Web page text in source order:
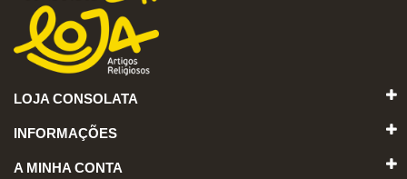
LOJA CONSOLATA
INFORMAÇÕES
A MINHA CONTA